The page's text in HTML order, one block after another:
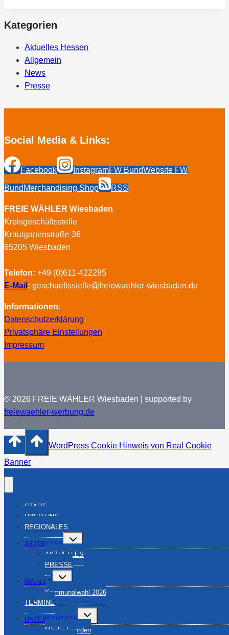
in
Hessen
Kategorien
Aktuelles Hessen
Allgemein
News
Presse
Social Media & Links:
Facebook InstagramFW BundWebsite FW
Bund Merchandising Shop RSS
FREIE WÄHLER Wiesbaden
Kreisgeschäftsstelle
Krautgartenstraße 36
65205 Wiesbaden
Telefon: +49 (0)611-422285
E-Mail : geschaeftsstelle@freiewaehler-wiesbaden.de
Informationen:
Datenschutzerklärung
Privatsphäre Einstellungen
Impressum
© 2026 FREIE WÄHLER Wiesbaden | supported by
freiewaehler-werbung.de
WordPress Cookie Hinweis von Real Cookie
Banner
START
ÜBER UNS
REGIONALES
AKTUELLES
Untermenü
umschalten
AKTUELLES
PRESSE
WAHLEN
Untermenü
umschalten
Kommunalwahl 2026
TERMINE
UNTERSTÜTZEN
Untermenü
umschalten
Mitglied werden